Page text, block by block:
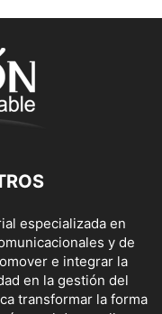
especializada en
y de
e integrar la
en la gestión del
transformar la forma